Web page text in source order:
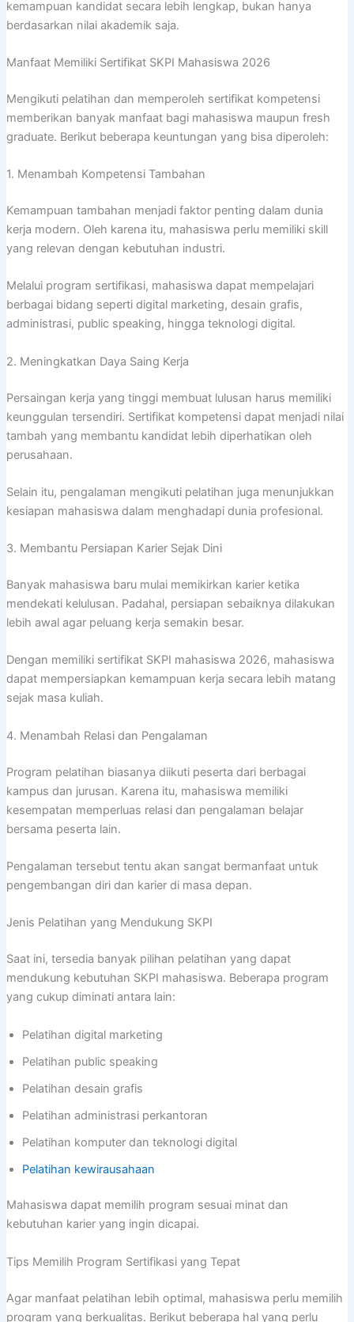
kemampuan kandidat secara lebih lengkap, bukan hanya
berdasarkan nilai akademik saja.
Manfaat Memiliki Sertifikat SKPI Mahasiswa 2026
Mengikuti pelatihan dan memperoleh sertifikat kompetensi
memberikan banyak manfaat bagi mahasiswa maupun fresh
graduate. Berikut beberapa keuntungan yang bisa diperoleh:
1. Menambah Kompetensi Tambahan
Kemampuan tambahan menjadi faktor penting dalam dunia
kerja modern. Oleh karena itu, mahasiswa perlu memiliki skill
yang relevan dengan kebutuhan industri.
Melalui program sertifikasi, mahasiswa dapat mempelajari
berbagai bidang seperti digital marketing, desain grafis,
administrasi, public speaking, hingga teknologi digital.
2. Meningkatkan Daya Saing Kerja
Persaingan kerja yang tinggi membuat lulusan harus memiliki
keunggulan tersendiri. Sertifikat kompetensi dapat menjadi nilai
tambah yang membantu kandidat lebih diperhatikan oleh
perusahaan.
Selain itu, pengalaman mengikuti pelatihan juga menunjukkan
kesiapan mahasiswa dalam menghadapi dunia profesional.
3. Membantu Persiapan Karier Sejak Dini
Banyak mahasiswa baru mulai memikirkan karier ketika
mendekati kelulusan. Padahal, persiapan sebaiknya dilakukan
lebih awal agar peluang kerja semakin besar.
Dengan memiliki sertifikat SKPI mahasiswa 2026, mahasiswa
dapat mempersiapkan kemampuan kerja secara lebih matang
sejak masa kuliah.
4. Menambah Relasi dan Pengalaman
Program pelatihan biasanya diikuti peserta dari berbagai
kampus dan jurusan. Karena itu, mahasiswa memiliki
kesempatan memperluas relasi dan pengalaman belajar
bersama peserta lain.
Pengalaman tersebut tentu akan sangat bermanfaat untuk
pengembangan diri dan karier di masa depan.
Jenis Pelatihan yang Mendukung SKPI
Saat ini, tersedia banyak pilihan pelatihan yang dapat
mendukung kebutuhan SKPI mahasiswa. Beberapa program
yang cukup diminati antara lain:
Pelatihan digital marketing
Pelatihan public speaking
Pelatihan desain grafis
Pelatihan administrasi perkantoran
Pelatihan komputer dan teknologi digital
Pelatihan kewirausahaan
Mahasiswa dapat memilih program sesuai minat dan
kebutuhan karier yang ingin dicapai.
Tips Memilih Program Sertifikasi yang Tepat
Agar manfaat pelatihan lebih optimal, mahasiswa perlu memilih
program yang berkualitas. Berikut beberapa hal yang perlu